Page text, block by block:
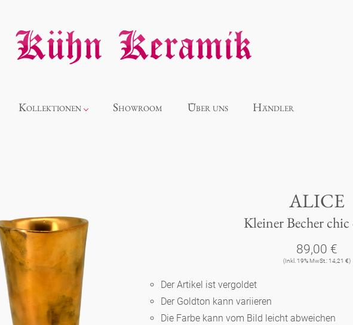
Kollektionen
Panthéon
Souvenir
Berlin
Showroom Über uns Händler
ALICE
Kleiner Becher chic
89,00 €
(Inkl. 19% MwSt.: 14,21 €)
Der Artikel ist vergoldet
Der Goldton kann variieren
Die Farbe kann vom Bild leicht abweichen